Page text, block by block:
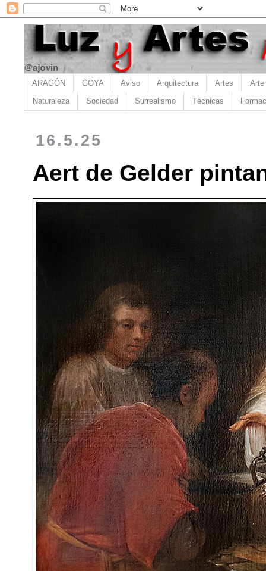
ARAGÓN GOYA Aviso Arquitectura Artes Arte
Naturaleza Sociedad Surrealismo Técnicas
16.5.25
Aert de Gelder